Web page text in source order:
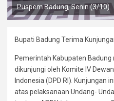
Puspem Badung, Senin (3/10).
Bupati Badung Terima
Pemerintah Kabupaten
dikunjungi oleh Komite IV
Indonesia (DPD RI). Kunjungan
atas pelaksanaan Undang-